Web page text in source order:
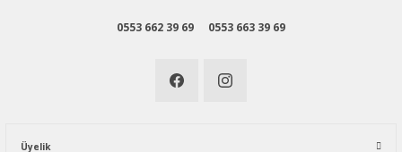
0553 662 39 69 0553 663 39 69
Üyelik